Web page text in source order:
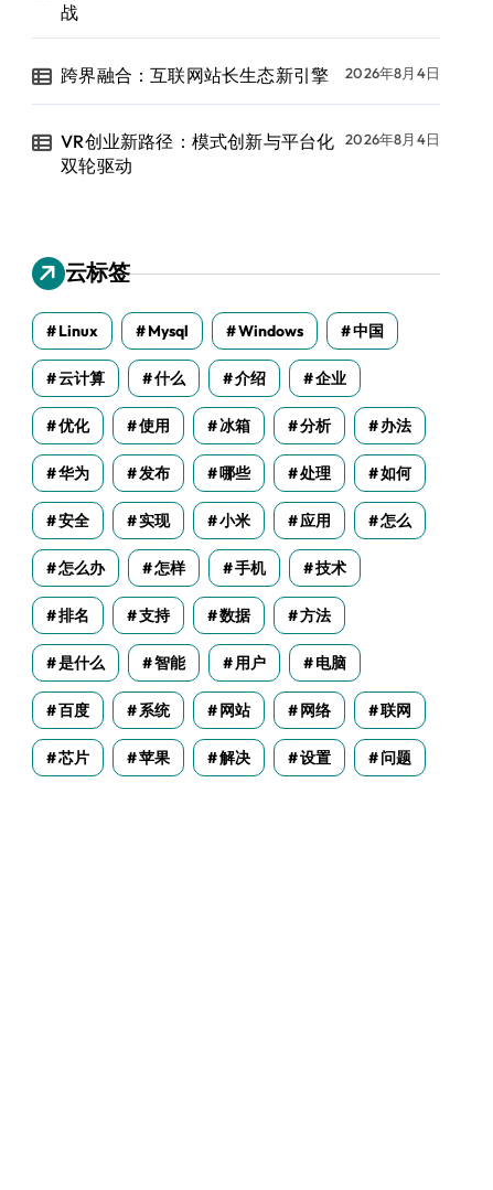
战
跨界融合：互联网站长生态新引擎 2026年8月4日
VR创业新路径：模式创新与平台化
双轮驱动
2026年8月4日
云标签
Linux Mysql Windows 中国
云计算 什么 介绍 企业
优化 使用 冰箱 分析 办法
华为 发布 哪些 处理 如何
安全 实现 小米 应用 怎么
怎么办 怎样 手机 技术
排名 支持 数据 方法
是什么 智能 用户 电脑
百度 系统 网站 网络 联网
芯片 苹果 解决 设置 问题